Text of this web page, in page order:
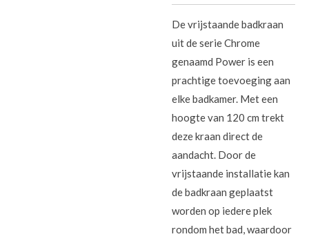
De vrijstaande badkraan
uit de serie Chrome
genaamd Power is een
prachtige toevoeging aan
elke badkamer. Met een
hoogte van 120 cm trekt
deze kraan direct de
aandacht. Door de
vrijstaande installatie kan
de badkraan geplaatst
worden op iedere plek
rondom het bad, waardoor